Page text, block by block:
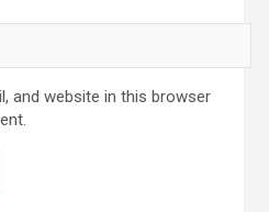
and website in this browser